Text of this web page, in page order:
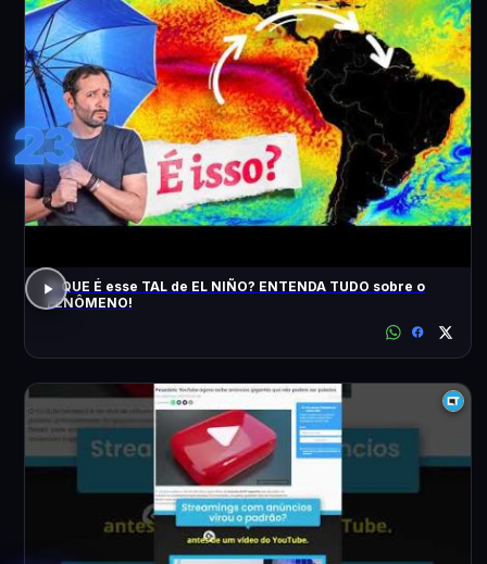
23
O QUE É esse TAL de EL NIÑO? ENTENDA TUDO sobre o
FENÔMENO!